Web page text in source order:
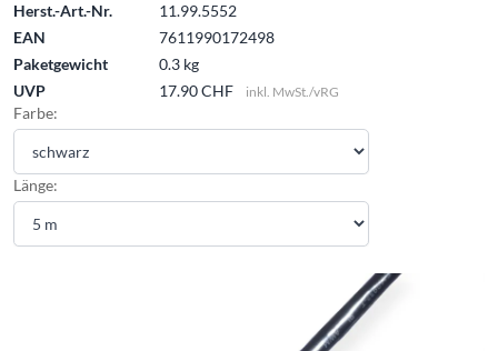
Herst.-Art.-Nr.
11.99.5552
EAN
7611990172498
Paketgewicht
0.3 kg
UVP
17.90 CHF inkl. MwSt./vRG
Farbe:
Länge: